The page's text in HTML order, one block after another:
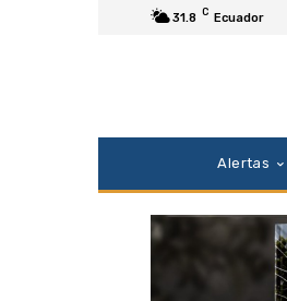
31.8 C Ecuador
Alertas